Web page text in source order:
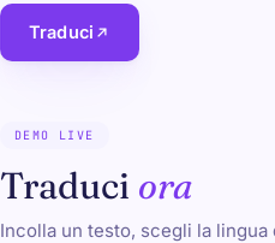
Traduci
DEMO LIVE
Traduci ora
Incolla un testo, scegli la